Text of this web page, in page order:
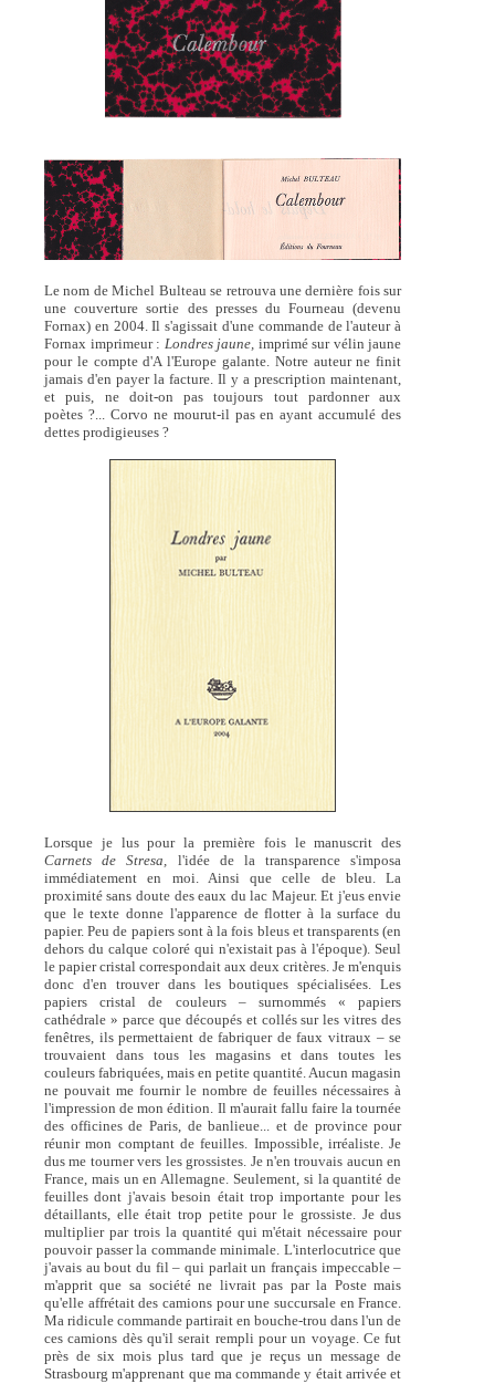
Le nom de Michel Bulteau se retrouva une dernière fois sur
une couverture sortie des presses du Fourneau (devenu
Fornax) en 2004. Il s'agissait d'une commande de l'auteur à
Fornax imprimeur : Londres jaune, imprimé sur vélin jaune
pour le compte d'A l'Europe galante. Notre auteur ne finit
jamais d'en payer la facture. Il y a prescription maintenant,
et puis, ne doit-on pas toujours tout pardonner aux
poètes ?... Corvo ne mourut-il pas en ayant accumulé des
dettes prodigieuses ?
Lorsque je lus pour la première fois le manuscrit des
Carnets de Stresa,
l'idée de la transparence s'imposa
immédiatement en moi. Ainsi que celle de bleu. La
proximité sans doute des eaux du lac Majeur. Et j'eus envie
que le texte donne l'apparence de flotter à la surface du
papier. Peu de papiers sont à la fois bleus et transparents (en
dehors du calque coloré qui n'existait pas à l'époque). Seul
le papier cristal correspondait aux deux critères. Je m'enquis
donc d'en trouver dans les boutiques spécialisées. Les
papiers cristal de couleurs – surnommés « papiers
cathédrale » parce que découpés et collés sur les vitres des
fenêtres, ils permettaient de fabriquer de faux vitraux – se
trouvaient dans tous les magasins et dans toutes les
couleurs fabriquées, mais en petite quantité. Aucun magasin
ne pouvait me fournir le nombre de feuilles nécessaires à
l'impression de mon édition. Il m'aurait fallu faire la tournée
des officines de Paris, de banlieue... et de province pour
réunir mon comptant de feuilles. Impossible, irréaliste. Je
dus me tourner vers les grossistes. Je n'en trouvais aucun en
France, mais un en Allemagne. Seulement, si la quantité de
feuilles dont j'avais besoin était trop importante pour les
détaillants, elle était trop petite pour le grossiste. Je dus
multiplier par trois la quantité qui m'était nécessaire pour
pouvoir passer la commande minimale. L'interlocutrice que
j'avais au bout du fil – qui parlait un français impeccable –
m'apprit que sa société ne livrait pas par la Poste mais
qu'elle affrétait des camions pour une succursale en France.
Ma ridicule commande partirait en bouche-trou dans l'un de
ces camions dès qu'il serait rempli pour un voyage. Ce fut
près de six mois plus tard que je reçus un message de
Strasbourg m'apprenant que ma commande y était arrivée et